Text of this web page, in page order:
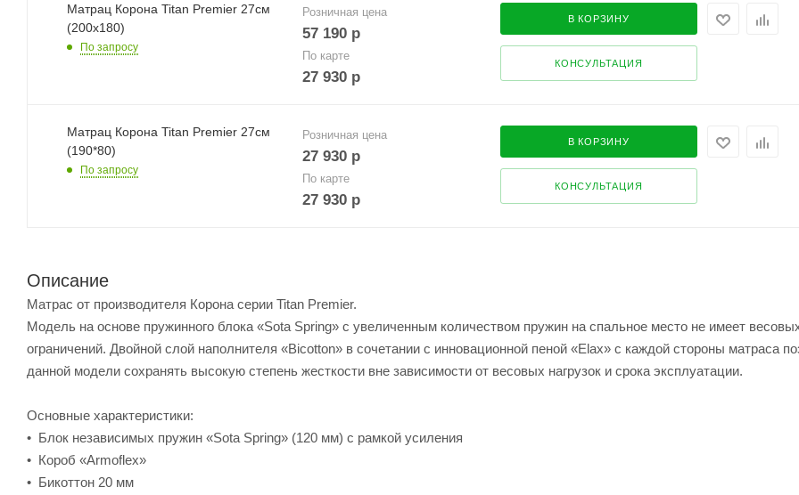
Матрац Корона Titan Premier 27см
(200х180)
По запросу
Розничная цена
57 190р
По карте
27 930р
В КОРЗИНУ
КОНСУЛЬТАЦИЯ
Матрац Корона Titan Premier 27см
(190*80)
По запросу
Розничная цена
27 930р
По карте
27 930р
В КОРЗИНУ
КОНСУЛЬТАЦИЯ
Описание
Матрас от производителя Корона серии Titan Premier.
Модель на основе пружинного блока «Sota Spring» с увеличенным количеством пружин на спальное место не имеет
ограничений. Двойной слой наполнителя «Bicotton» в сочетании с инновационной пеной «Elax» c каждой стороны матраса
данной модели сохранять высокую степень жесткости вне зависимости от весовых нагрузок и срока эксплуатации.
Основные характеристики:
• Блок независимых пружин «Sota Spring» (120 мм) с рамкой усиления
• Короб «Armoflex»
• Бикоттон 20 мм